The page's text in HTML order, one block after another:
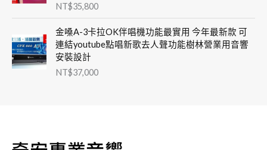
NT$35,800
金嗓A-3卡拉OK伴唱機功能最實用 今年最新款 可
連結youtube點唱新歌去人聲功能樹林營業用音響
安裝設計
NT$37,000